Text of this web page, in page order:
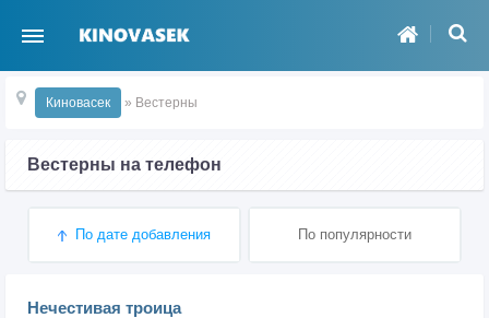
Киновасек » Вестерны
Вестерны на телефон
По дате добавления По популярности
Нечестивая троица